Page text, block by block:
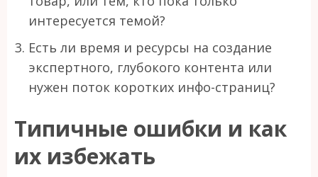
интересуется темой?
Есть ли время и ресурсы на создание
экспертного, глубокого контента или
нужен поток коротких инфо-страниц?
Типичные ошибки и как
их избежать